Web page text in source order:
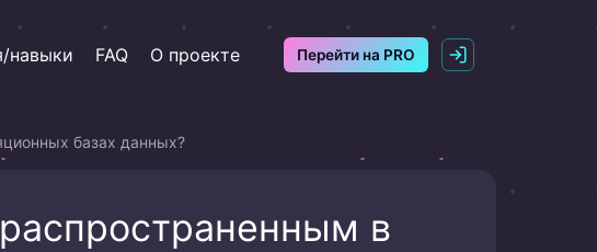
навыки FAQ О проекте Перейти на PRO
базах данных?
в